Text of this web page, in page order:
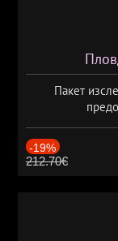
Пакет
-19%
212.70€